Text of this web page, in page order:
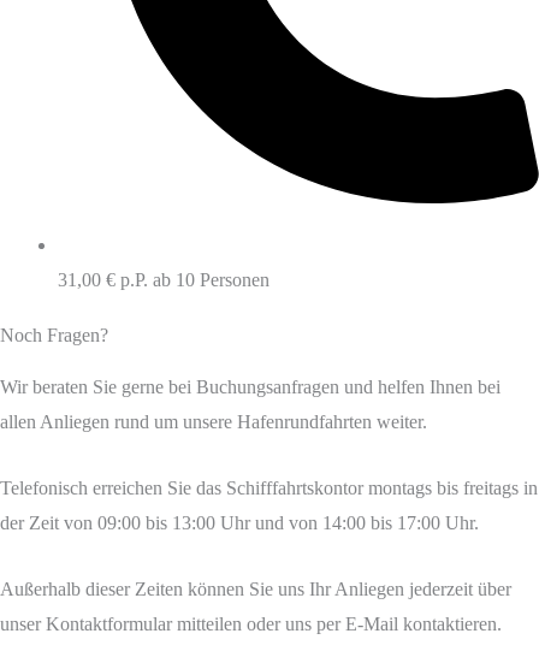
31,00 € p.P. ab 10 Personen
Noch Fragen?
Wir beraten Sie gerne bei Buchungsanfragen und helfen Ihnen bei
allen Anliegen rund um unsere Hafenrundfahrten weiter.
Telefonisch erreichen Sie das Schifffahrtskontor montags bis freitags in
der Zeit von 09:00 bis 13:00 Uhr und von 14:00 bis 17:00 Uhr.
Außerhalb dieser Zeiten können Sie uns Ihr Anliegen jederzeit über
unser Kontaktformular mitteilen oder uns per E-Mail kontaktieren.